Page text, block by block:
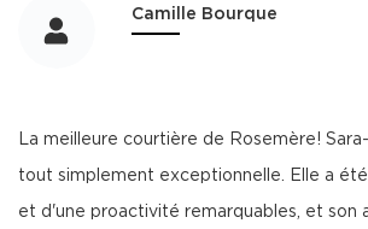
Camille Bourque
La meilleure courtière de Rosemère!
tout simplement exceptionnelle. Elle a
et d'une proactivité remarquables, et son